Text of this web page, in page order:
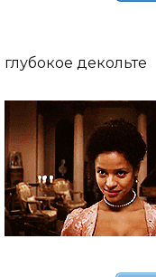
глубокое декольте